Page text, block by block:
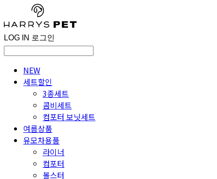
LOG IN 로그인
NEW
세트할인
3종세트
콤비세트
컴포터 보닛세트
여름상품
유모차용품
라이너
컴포터
볼스터